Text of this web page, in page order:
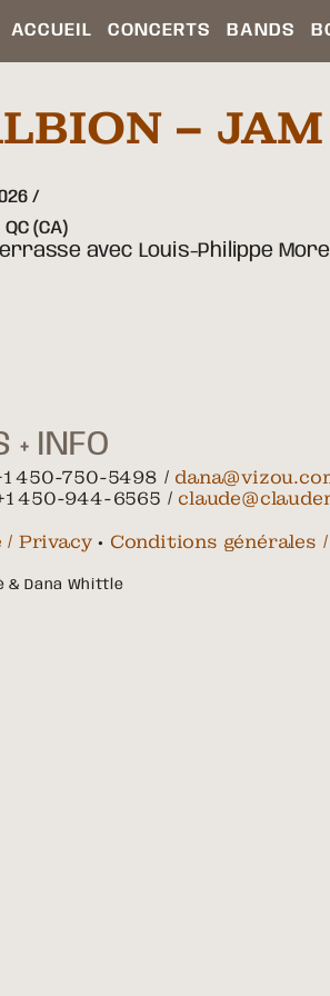
ACCUEIL CONCERTS BANDS
–
QC (CA)
avec Louis-Philippe
+ INFO
450-750-5498 /
450-944-6565 /
Privacy• Conditions générales
& Dana Whittle